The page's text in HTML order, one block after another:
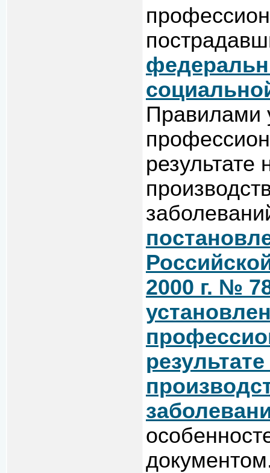
Правилами
результате
2000 г. №